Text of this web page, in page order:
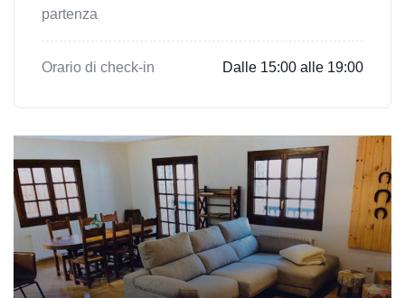
partenza
Orario di check-in Dalle 15:00 alle 19:00